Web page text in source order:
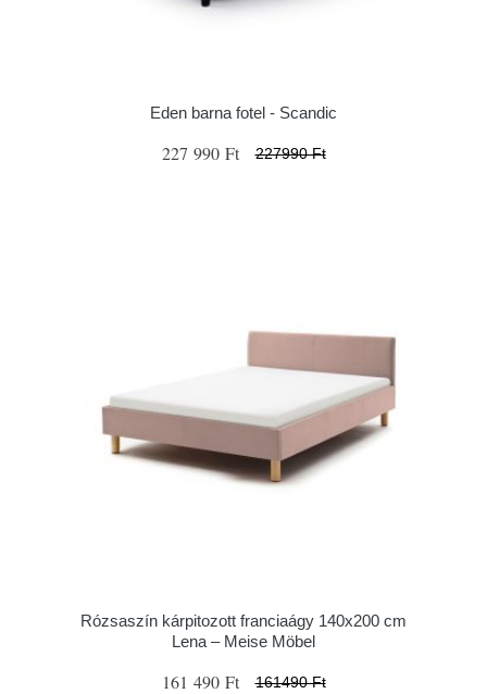
Eden barna fotel - Scandic
227 990 Ft 227990 Ft
Rózsaszín kárpitozott franciaágy 140x200 cm
Lena – Meise Möbel
161 490 Ft 161490 Ft